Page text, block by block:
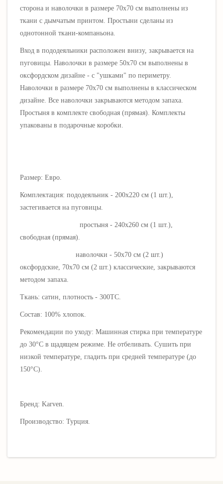
сторона и наволочки в размере 70х70 см выполнены из
ткани с дымчатым принтом. Простыни сделаны из
однотонной ткани-компаньона.
Вход в пододеяльники расположен внизу, закрывается на
пуговицы. Наволочки в размере 50х70 см выполнены в
оксфордском дизайне - с "ушками" по периметру.
Наволочки в размере 70х70 см выполнены в классическом
дизайне. Все наволочки закрываются методом запаха.
Простыня в комплекте свободная (прямая). Комплекты
упакованы в подарочные коробки.
Размер: Евро.
Комплектация: пододеяльник - 200х220 см (1 шт.),
застегивается на пуговицы.
простыня - 240х260 см (1 шт.),
свободная (прямая).
наволочки - 50х70 см (2 шт.)
оксфордские, 70х70 см (2 шт.) классические, закрываются
методом запаха.
Ткань: сатин, плотность - 300ТС.
Состав: 100% хлопок.
Рекомендации по уходу: Машинная стирка при температуре
до 30°C в щадящем режиме. Не отбеливать. Сушить при
низкой температуре, гладить при средней температуре (до
150°C).
Бренд: Karven.
Производство: Турция.